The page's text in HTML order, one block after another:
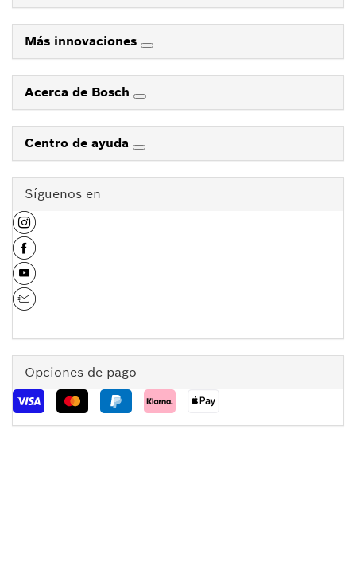
Más innovaciones
Acerca de Bosch
Centro de ayuda
Síguenos en
Opciones de pago